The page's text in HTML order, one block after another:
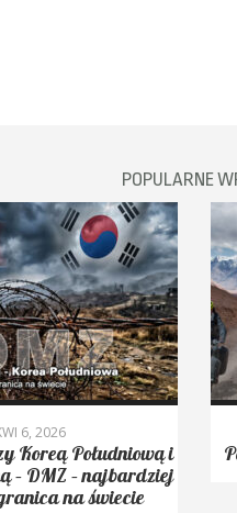
POPULARNE
6, 2026
Koreą Południową i
– DMZ – najbardziej
na świecie